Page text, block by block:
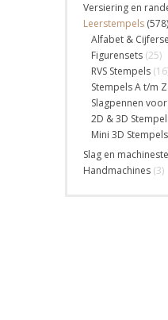
Versiering en
Leerstempels (578)
Alfabet &
Figurensets (25)
RVS Stempels
Stempels A t/m Z
Slagpennen
2D & 3D
Mini 3D Stempels
Slag en
Handmachines (3)